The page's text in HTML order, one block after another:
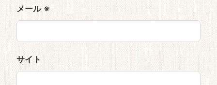
メール ※
サイト